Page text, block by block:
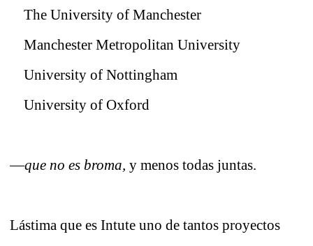
The University of Manchester
Manchester Metropolitan University
University of Nottingham
University of Oxford
—que no es broma, y menos todas juntas.
Lástima que es Intute uno de tantos proyectos